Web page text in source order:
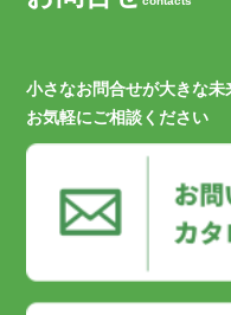
小さなお問合せが大きな
お気軽にご相談ください